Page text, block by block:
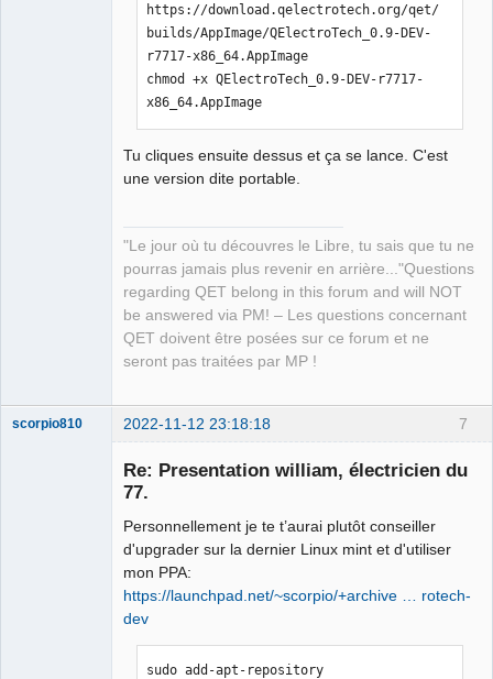
https://download.qelectrotech.org/qet/
builds/AppImage/QElectroTech_0.9-DEV-
r7717-x86_64.AppImage
chmod +x QElectroTech_0.9-DEV-r7717-
x86_64.AppImage
Tu cliques ensuite dessus et ça se lance. C'est
une version dite portable.
"Le jour où tu découvres le Libre, tu sais que tu ne
pourras jamais plus revenir en arrière..."Questions
regarding QET belong in this forum and will NOT
be answered via PM! – Les questions concernant
QET doivent être posées sur ce forum et ne
seront pas traitées par MP !
7
scorpio810 2022-11-12 23:18:18
Re: Presentation william, électricien du
77.
Personnellement je te t’aurai plutôt conseiller
d'upgrader sur la dernier Linux mint et d'utiliser
mon PPA:
https://launchpad.net/~scorpio/+archive … rotech-
dev
sudo add-apt-repository